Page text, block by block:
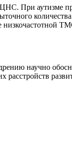
При аутизме
научно